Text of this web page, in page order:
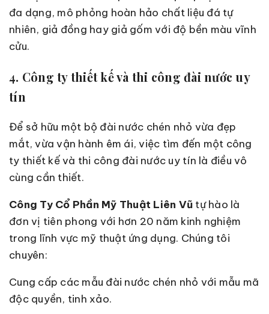
đa dạng, mô phỏng hoàn hảo chất liệu đá tự
nhiên, giả đồng hay giả gốm với độ bền màu vĩnh
cửu.
4. Công ty thiết kế và thi công đài nước uy
tín
Để sở hữu một bộ đài nước chén nhỏ vừa đẹp
mắt, vừa vận hành êm ái, việc tìm đến một công
ty thiết kế và thi công đài nước uy tín là điều vô
cùng cần thiết.
Công Ty Cổ Phần Mỹ Thuật Liên Vũ tự hào là
đơn vị tiên phong với hơn 20 năm kinh nghiệm
trong lĩnh vực mỹ thuật ứng dụng. Chúng tôi
chuyên:
Cung cấp các mẫu đài nước chén nhỏ với mẫu mã
độc quyền, tinh xảo.